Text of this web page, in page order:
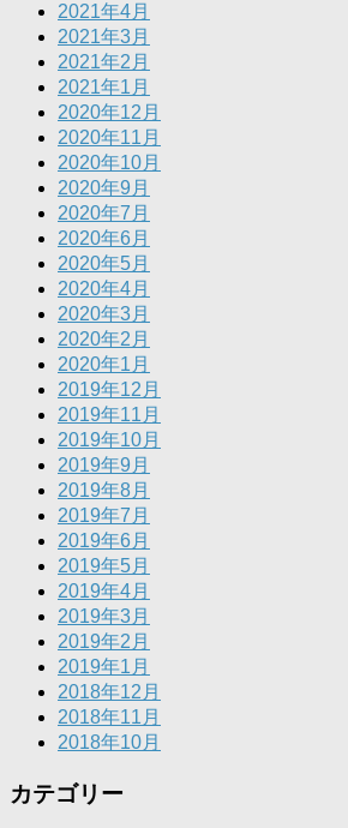
2021年4月
2021年3月
2021年2月
2021年1月
2020年12月
2020年11月
2020年10月
2020年9月
2020年7月
2020年6月
2020年5月
2020年4月
2020年3月
2020年2月
2020年1月
2019年12月
2019年11月
2019年10月
2019年9月
2019年8月
2019年7月
2019年6月
2019年5月
2019年4月
2019年3月
2019年2月
2019年1月
2018年12月
2018年11月
2018年10月
カテゴリー